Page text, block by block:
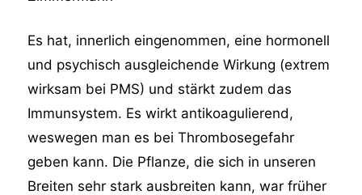
Es hat, innerlich eingenommen, eine hormonell
und psychisch ausgleichende Wirkung (extrem
wirksam bei PMS) und stärkt zudem das
Immunsystem. Es wirkt antikoagulierend,
weswegen man es bei Thrombosegefahr
geben kann. Die Pflanze, die sich in unseren
Breiten sehr stark ausbreiten kann, war früher